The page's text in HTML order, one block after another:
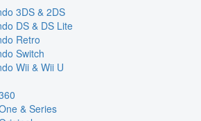
3DS & 2DS
DS & DS Lite
Retro
Switch
Wii & Wii U
& Series